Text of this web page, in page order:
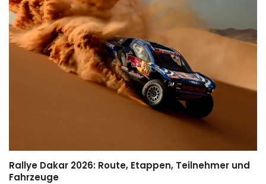
Rallye Dakar 2026: Route, Etappen, Teilnehmer und
Fahrzeuge